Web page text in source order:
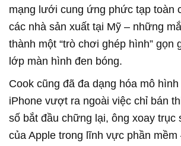
mạng lưới cung ứng phức tạp toàn
các nhà sản xuất tại Mỹ – những
thành một “trò chơi ghép hình” gọn
lớp màn hình đen bóng.
Cook cũng đã đa dạng hóa mô
iPhone vượt ra ngoài việc chỉ bán
số bắt đầu chững lại, ông xoay trục
của Apple trong lĩnh vực phần mềm